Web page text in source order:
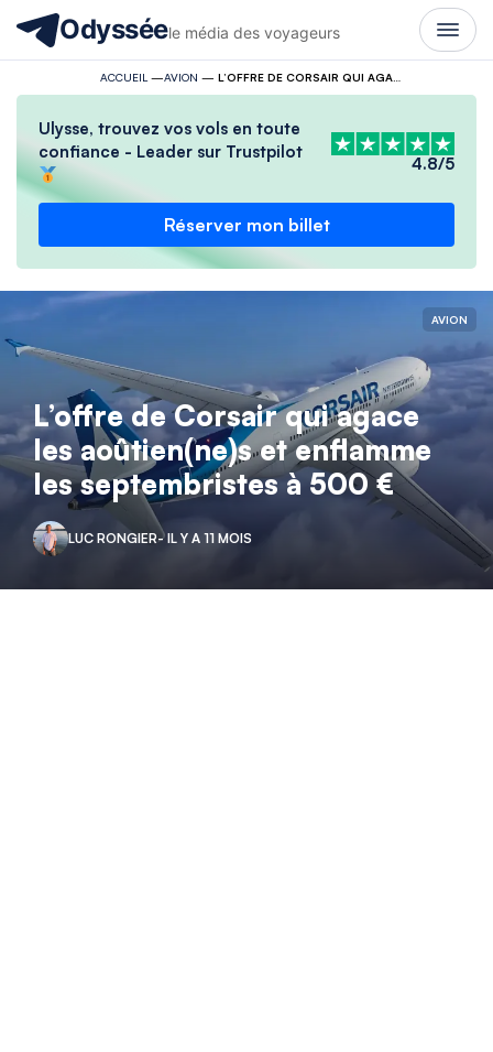
Odysséele média des voyageurs
ACCUEIL —AVION —
Ulysse, trouvez vos vols en toute
confiance - Leader sur Trustpilot
4.8/5
Réserver mon billet
AVION
L’offre de Corsair qui agace
les aoûtien(ne)s et enflamme
les septembristes à 500 €
LUC RONGIER- IL Y A 11 MOIS